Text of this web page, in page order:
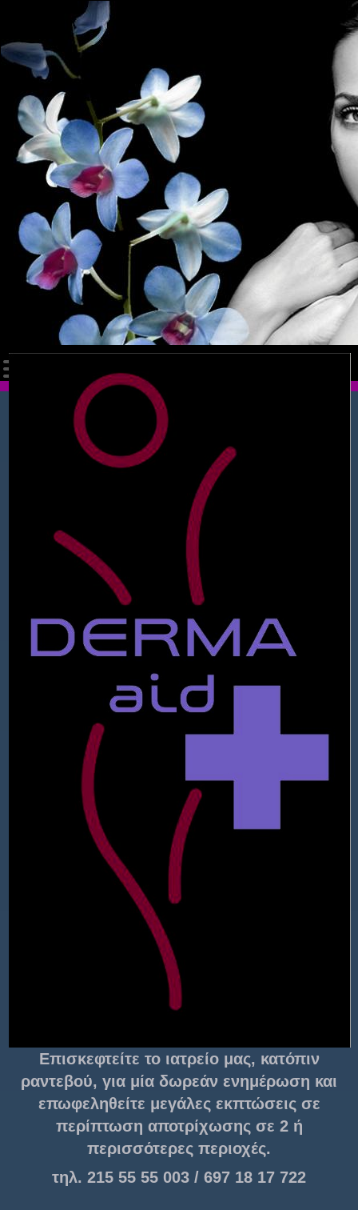
Επισκεφτείτε το ιατρείο μας, κατόπιν
ραντεβού, για μία δωρεάν ενημέρωση και
επωφεληθείτε μεγάλες εκπτώσεις σε
περίπτωση αποτρίχωσης σε 2 ή
περισσότερες περιοχές.
τηλ. 215 55 55 003 / 697 18 17 722